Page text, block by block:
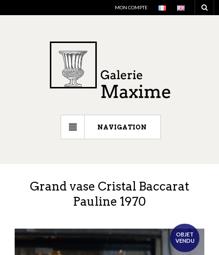
MON COMPTE
NAVIGATION
Grand vase Cristal Baccarat
Pauline 1970
OBJET
VENDU